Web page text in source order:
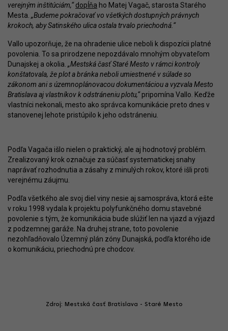
verejným inštitúciám,“ dopĺňa ho Matej Vagač, starosta Starého
Mesta. „Budeme pokračovať vo všetkých dostupných právnych
krokoch, aby Satinského ulica ostala trvalo priechodná.“
Vallo upozorňuje, že na ohradenie ulice neboli k dispozícii platné
povolenia. To sa prirodzene nepozdávalo mnohým obyvateľom
Dunajskej a okolia. „Mestská časť Staré Mesto v rámci kontroly
konštatovala, že plot a bránka neboli umiestnené v súlade so
zákonom ani s územnoplánovacou dokumentáciou a vyzvala Mesto
Bratislava aj vlastníkov k odstráneniu plotu,“pripomína Vallo. Keďže
vlastníci nekonali, mesto ako správca komunikácie preto dnes v
stanovenej lehote pristúpilo k jeho odstráneniu.
Podľa Vagača išlo nielen o praktický, ale aj hodnotový problém.
Zrealizovaný krok označuje za súčasť systematickej snahy
naprávať rozhodnutia a zásahy z minulých rokov, ktoré išli proti
verejnému záujmu.
Podľa všetkého ale svoj diel viny nesie aj samospráva, ktorá ešte
v roku 1998 vydala k projektu polyfunkčného domu stavebné
povolenie s tým, že komunikácia bude slúžiť len na vjazd a výjazd
z podzemnej garáže. Na druhej strane, toto povolenie
nezohľadňovalo Územný plán zóny Dunajská, podľa ktorého ide
o komunikáciu, priechodnú pre chodcov.
Zdroj: Mestská časť Bratislava - Staré Mesto